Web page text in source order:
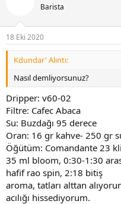
Barista
18 Eki 2020
Kdundar' Alıntı:
Nasıl demliyorsunuz?
Dripper: v60-02
Filtre: Cafec Abaca
Su: Buzdağı 95 derece
Oran: 16 gr kahve- 250 gr
Öğütüm: Comandante 23
35 ml bloom, 0:30-1:30
hafif rao spin, 2:18 bitiş
aroma, tatları alttan
acılığı hissediyorum.